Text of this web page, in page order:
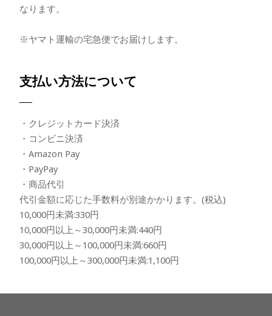
なります。
※ヤマト運輸の宅急便でお届けします。
支払い方法について
・クレジットカード決済
・コンビニ決済
・Amazon Pay
・PayPay
・商品代引
代引金額に応じた手数料が別途かかります。(税込)
10,000円未満:330円
10,000円以上～30,000円未満:440円
30,000円以上～100,000円未満:660円
100,000円以上～300,000円未満:1,100円